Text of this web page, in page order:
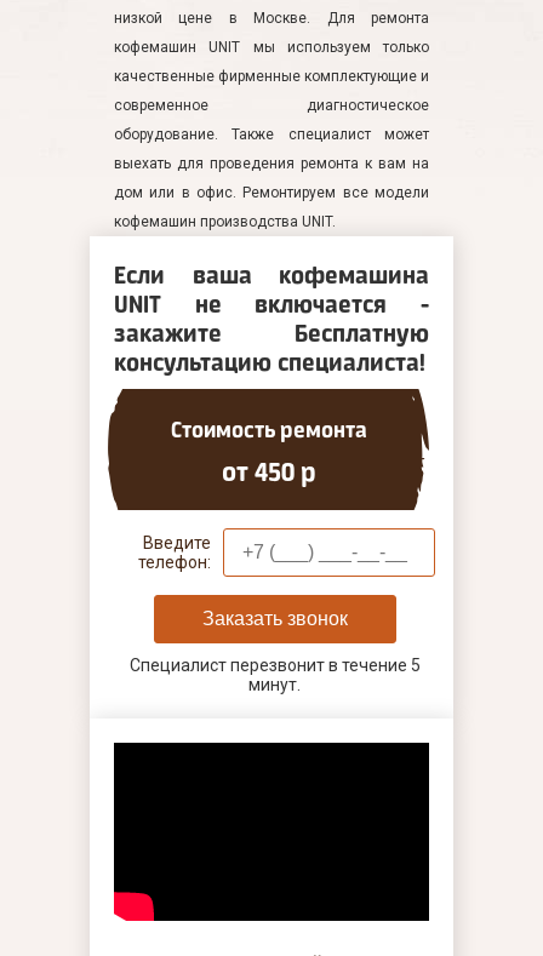
низкой цене в Москве. Для ремонта
кофемашин UNIT мы используем только
качественные фирменные комплектующие и
современное диагностическое
оборудование. Также специалист может
выехать для проведения ремонта к вам на
дом или в офис. Ремонтируем все модели
кофемашин производства UNIT.
Если ваша кофемашина
UNIT не включается -
закажите Бесплатную
консультацию специалиста!
Стоимость ремонта
от 450 р
Введите
телефон:
Заказать звонок
Специалист перезвонит в течение 5
минут.